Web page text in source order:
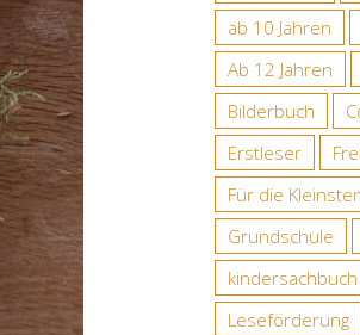
ab 10 Jahren
Ab 12 Jahren
Bilderbuch
Erstleser
Für die
Grundschule
kindersachbuch
Leseförderung